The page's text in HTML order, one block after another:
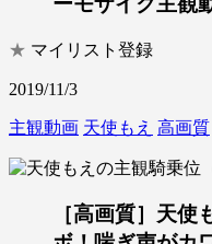
★ マイリスト登録
2019/11/3
主観動画 天使もえ 高画質
［高画質］天